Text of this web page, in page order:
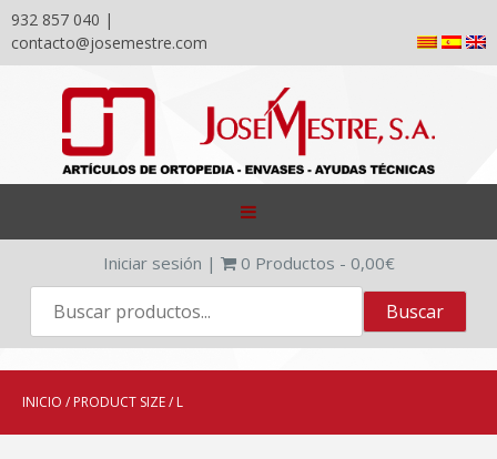
932 857 040 |
contacto@josemestre.com
content
Iniciar sesión | 0 Productos - 0,00€
INICIO / PRODUCT SIZE / L